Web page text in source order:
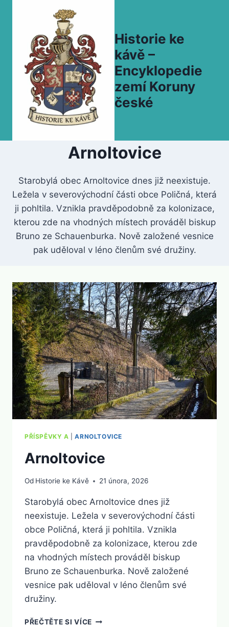
Historie ke
kávě –
Encyklopedie
zemí Koruny
české
Arnoltovice
Starobylá obec Arnoltovice dnes již neexistuje.
Ležela v severovýchodní části obce Poličná, která
ji pohltila. Vznikla pravděpodobně za kolonizace,
kterou zde na vhodných místech prováděl biskup
Bruno ze Schauenburka. Nově založené vesnice
pak uděloval v léno členům své družiny.
PŘÍSPĚVKY A |ARNOLTOVICE
Arnoltovice
Od Historie ke Kávě 21 února, 2026
Starobylá obec Arnoltovice dnes již
neexistuje. Ležela v severovýchodní části
obce Poličná, která ji pohltila. Vznikla
pravděpodobně za kolonizace, kterou zde
na vhodných místech prováděl biskup
Bruno ze Schauenburka. Nově založené
vesnice pak uděloval v léno členům své
družiny.
PŘEČTĚTE SI VÍCEARNOLTOVICE